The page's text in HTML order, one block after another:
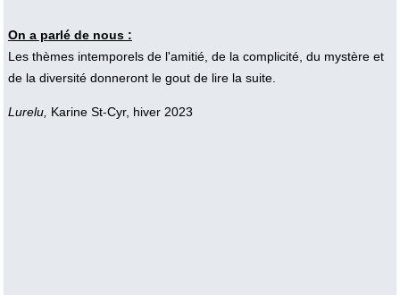
On a parlé de nous :
Les thèmes intemporels de l'amitié, de la complicité, du mystère et
de la diversité donneront le gout de lire la suite.
Lurelu, Karine St-Cyr, hiver 2023